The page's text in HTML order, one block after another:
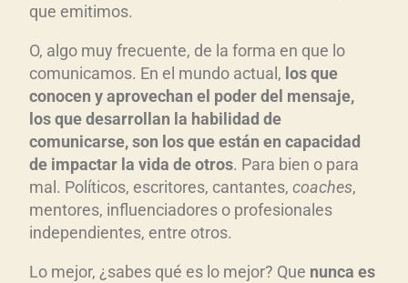
que emitimos.
O, algo muy frecuente, de la forma en que lo
comunicamos. En el mundo actual, los que
conocen y aprovechan el poder del mensaje,
los que desarrollan la habilidad de
comunicarse, son los que están en capacidad
de impactar la vida de otros. Para bien o para
mal. Políticos, escritores, cantantes, coaches,
mentores, influenciadores o profesionales
independientes, entre otros.
Lo mejor, ¿sabes qué es lo mejor? Que nunca es